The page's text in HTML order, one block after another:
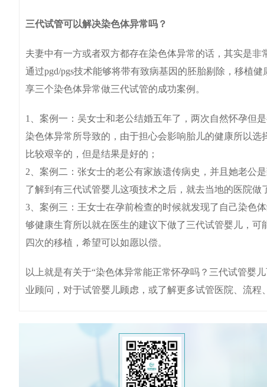
三代试管可以解决染色体异常吗？
夫妻中有一方或者双方都存在染色体异常的话，其实是
通过pgd/pgs技术能够将带有致病基因的胚胎剔除，移植
享三个染色体异常做三代试管的成功案例。
1、案例一：吴女士和老公结婚五年了，两次自然怀孕但
染色体异常所导致的，由于担心会影响胎儿的健康所以
比较艰辛的，但是结果是好的；
2、案例二：张女士的老公有家族遗传病史，并且她老公
了解到有三代试管婴儿这项技术之后，就去当地的医院做
3、案例三：王女士在孕前检查的时候就发现了自己染色
够健康生育所以就在医生的建议下做了三代试管婴儿，
四次的移植，希望可以如愿以偿。
以上就是有关于“染色体异常能正常怀孕吗？三代试管婴
业顾问，对于试管婴儿顾虑，或了解更多试管医院、流